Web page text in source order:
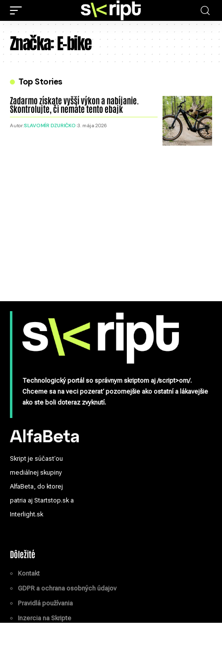
Značka:E-bike
Top Stories
Zadarmo získate vyšší výkon a nabíjanie.
Skontrolujte, či nemáte tento ebajk
Autor:SLAVOMÍR DZURIČKO 3. mája 2026
Technologický portál so správnym skriptom aj /script>om/.
Chceme sa na veci pozerať pozornejšie ako ostatní a lákavejšie
ako ste boli doteraz zvyknutí.
Skript je súčasťou
mediálnej skupiny
AlfaBeta, do ktorej
patria aj Startstop.sk a
Interlight.sk
Dôležité
Kontakt
GDPR a ochrana osobných údajov
Pravidlá používania
Inzercia na Skripte